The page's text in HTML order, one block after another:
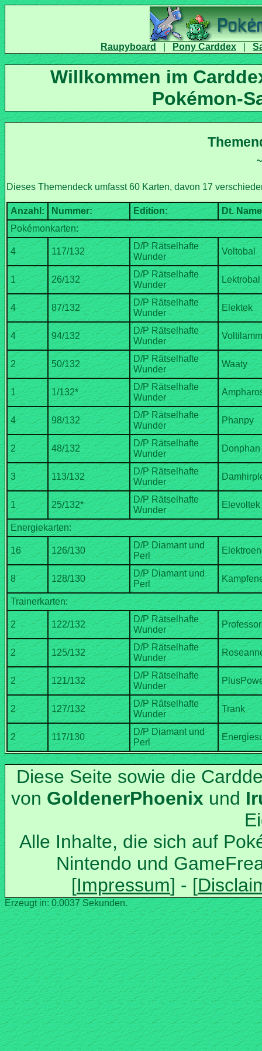
Willkommen im
D/P Rätselhafte
D/P Rätselhafte
D/P Rätselhafte
D/P Rätselhafte
D/P Rätselhafte
D/P Rätselhafte
D/P Rätselhafte
D/P Rätselhafte
D/P Rätselhafte
D/P Rätselhafte
D/P Diamant und
D/P Diamant und
D/P Rätselhafte
D/P Rätselhafte
D/P Rätselhafte
D/P Rätselhafte
D/P Diamant und
Diese Seite sowie die
von
und
Alle Inhalte, die sich auf
Nintendo und
Erzeugt in: 0.0037 Sekunden.